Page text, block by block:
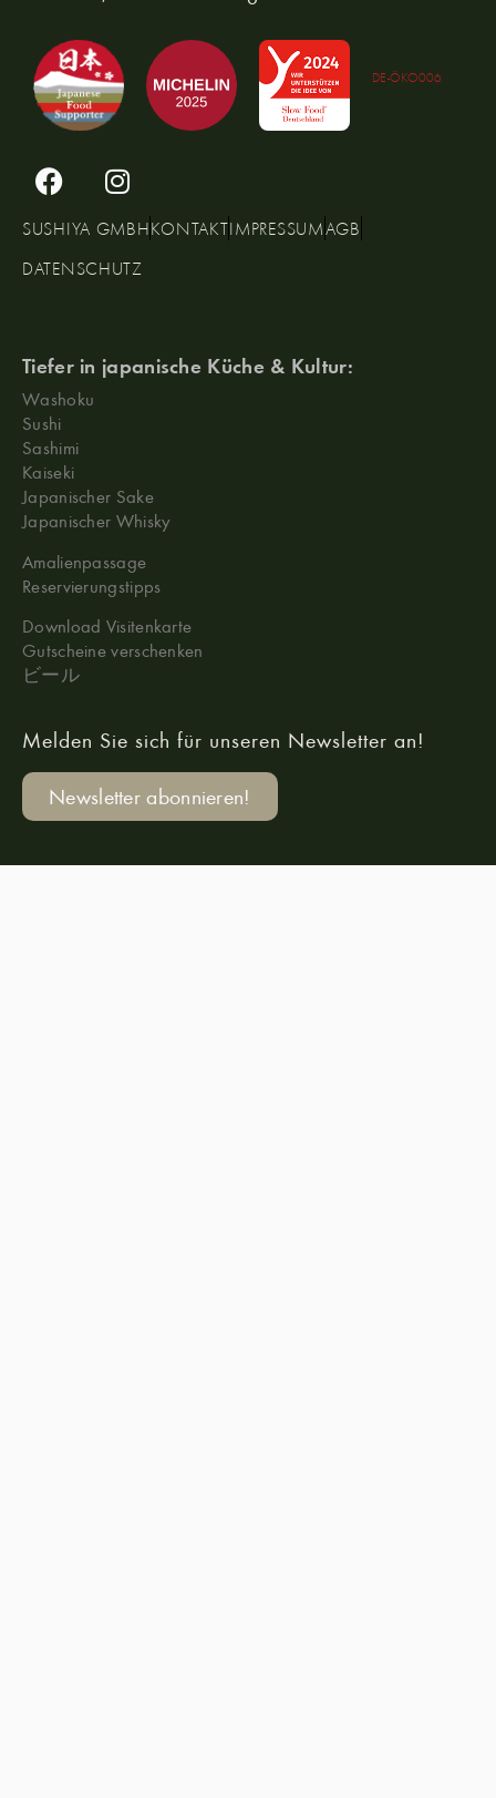
DE-ÖKO006
SUSHIYA GMBHKONTAKTIMPRESSUMAGB
DATENSCHUTZ
Tiefer in japanische Küche & Kultur:
Washoku
Sushi
Sashimi
Kaiseki
Japanischer Sake
Japanischer Whisky
Amalienpassage
Reservierungstipps
Download Visitenkarte
Gutscheine verschenken
ビール
Melden Sie sich für unseren Newsletter an!
Newsletter abonnieren!